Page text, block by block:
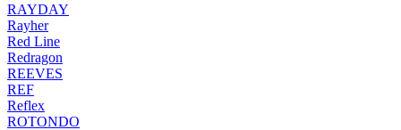
RAYDAY
Rayher
Red Line
Redragon
REEVES
REF
Reflex
ROTONDO